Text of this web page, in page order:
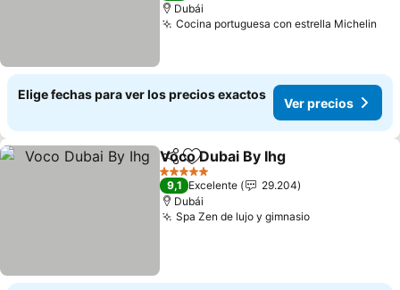
Dubái
Cocina portuguesa con estrella Michelin
Elige fechas para ver los precios exactos
Ver precios
CompartirAgregar a favoritos
Voco Dubai By Ihg
5 Estrellas
9,1 Excelente
29.204
Dubái
Spa Zen de lujo y gimnasio